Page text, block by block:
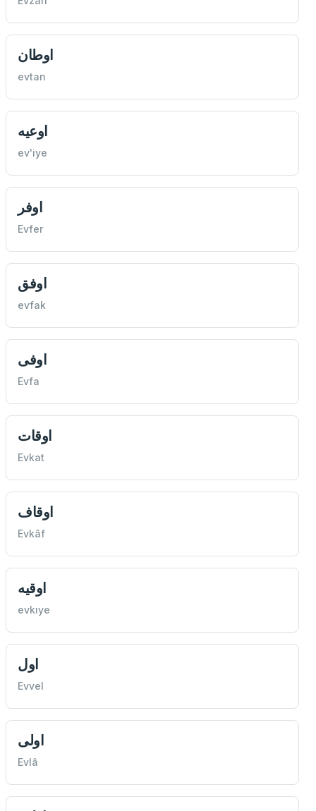
اوطان
evtan
اوعيه
ev'iye
اوفر
Evfer
اوفق
evfak
اوفی
Evfa
اوقات
Evkat
اوقاف
Evkâf
اوقيه
evkıye
اول
Evvel
اولی
Evlâ